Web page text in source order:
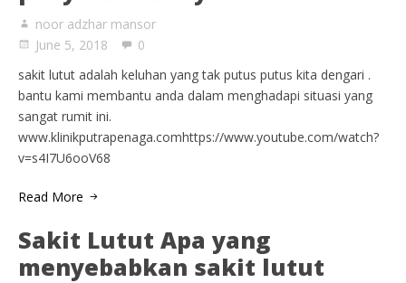
noor adzhar mansor
June 5, 2018
0
sakit lutut adalah keluhan yang tak putus putus kita dengari .
bantu kami membantu anda dalam menghadapi situasi yang
sangat rumit ini.
www.klinikputrapenaga.comhttps://www.youtube.com/watch?
v=s4I7U6ooV68
Read More
Sakit Lutut Apa yang
menyebabkan sakit lutut